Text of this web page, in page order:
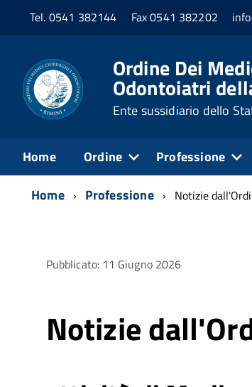
Tel. 0541 382144 Fax 0541 382202
Ordine Dei
Odontoiatri
Ente sussidiario dello
Home Ordine Professione
Home Professione Notizie
Pubblicato: 11 Giugno 2026
Notizie